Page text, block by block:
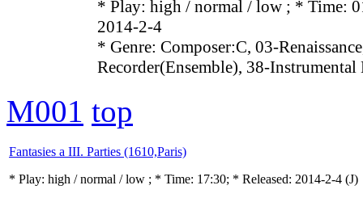
* Play: high / normal / low ; * Time:
2014-2-4
* Genre: Composer:C, 03-
Recorder(Ensemble), 38-Instrumental
M001 top
Fantasies a III. Parties (1610,Paris)
* Play: high / normal / low ; * Time: 17:30; * Released: 2014-2-4 (J)